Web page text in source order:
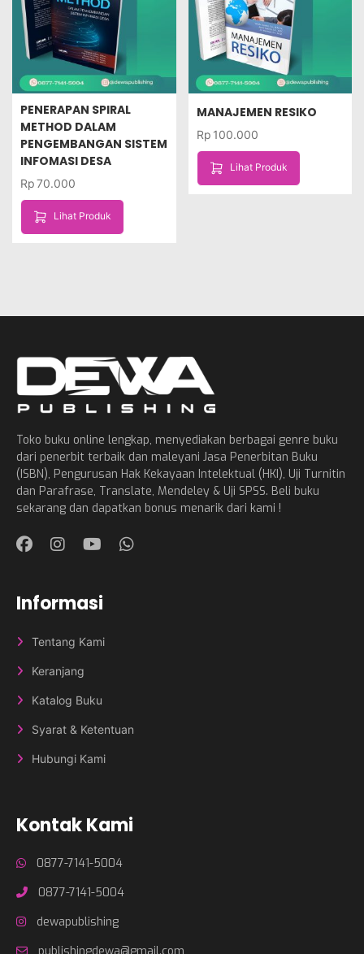
PENERAPAN SPIRAL
METHOD DALAM
PENGEMBANGAN SISTEM
INFOMASI DESA
Rp70.000
Lihat Produk
MANAJEMEN RESIKO
Rp 100.000
Lihat Produk
Toko buku online lengkap, menyediakan berbagai genre buku
dari penerbit terbaik dan maleyani Jasa Penerbitan Buku
(ISBN), Pengurusan Hak Kekayaan Intelektual (HKI), Uji Turnitin
dan Parafrase, Translate, Mendeley & Uji SPSS. Beli buku
sekarang dan dapatkan bonus menarik dari kami !
Informasi
Tentang Kami
Keranjang
Katalog Buku
Syarat & Ketentuan
Hubungi Kami
Kontak Kami
0877-7141-5004
0877-7141-5004
dewapublishing
publishingdewa@gmail.com